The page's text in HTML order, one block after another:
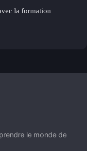
la formation
le monde de